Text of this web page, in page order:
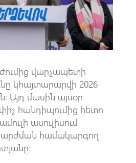
վարչապետի
կհայտարարվի 2026
Այդ մասին այսօր
հանդիպումից հետո
ասուլիսում
համակարգող